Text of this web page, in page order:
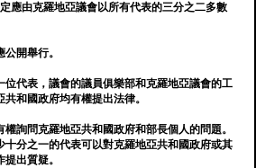
應由克羅地亞議會以所有代表的三分之二多數
開舉行。
位代表，議會的議員俱樂部和克羅地亞議會的工
和國政府均有權提出法律。
詢問克羅地亞共和國政府和部長個人的問題。
十分之一的代表可以對克羅地亞共和國政府或其
出質疑。